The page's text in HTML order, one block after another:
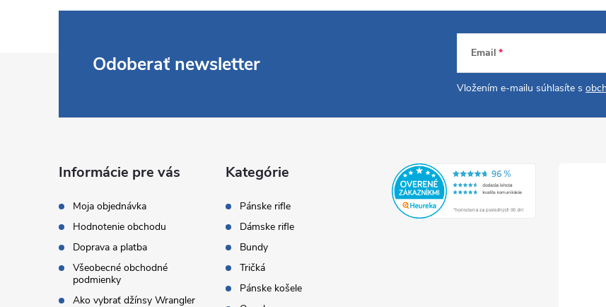
Odoberať newsletter Email
Vložením e-mailu súhlasíte s
Informácie pre vás
Moja objednávka
Hodnotenie obchodu
Doprava a platba
Všeobecné obchodné
podmienky
Ako vybrať džínsy Wrangler
Kategórie
Pánske rifle
Dámske rifle
Bundy
Tričká
Pánske košele